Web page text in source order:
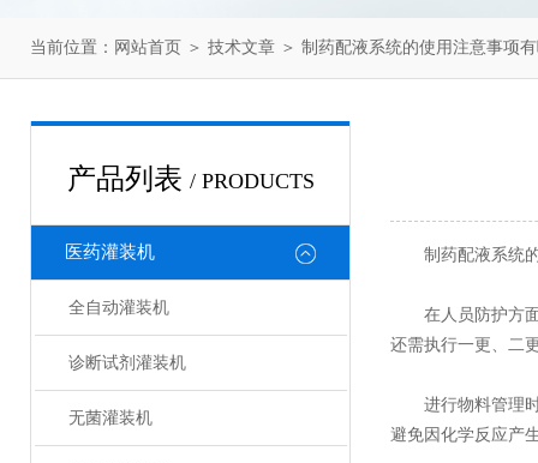
当前位置： 网站首页 ＞ 技术文章 ＞ 制药配液系统的使用注意事项
产品列表 / PRODUCTS
医药灌装机
全自动灌装机
诊断试剂灌装机
无菌灌装机
制药配液系统的
在‌人员防护‌方面
还需执行一更、二
进行‌物料管理‌时
避免因化学反应产